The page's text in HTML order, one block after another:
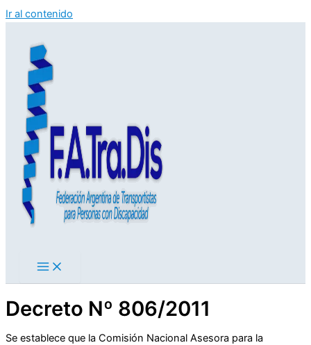
Ir al contenido
Decreto Nº 806/2011
Se establece que la Comisión Nacional Asesora para la